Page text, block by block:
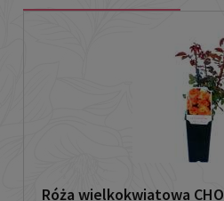
Róża wielkokwiatowa